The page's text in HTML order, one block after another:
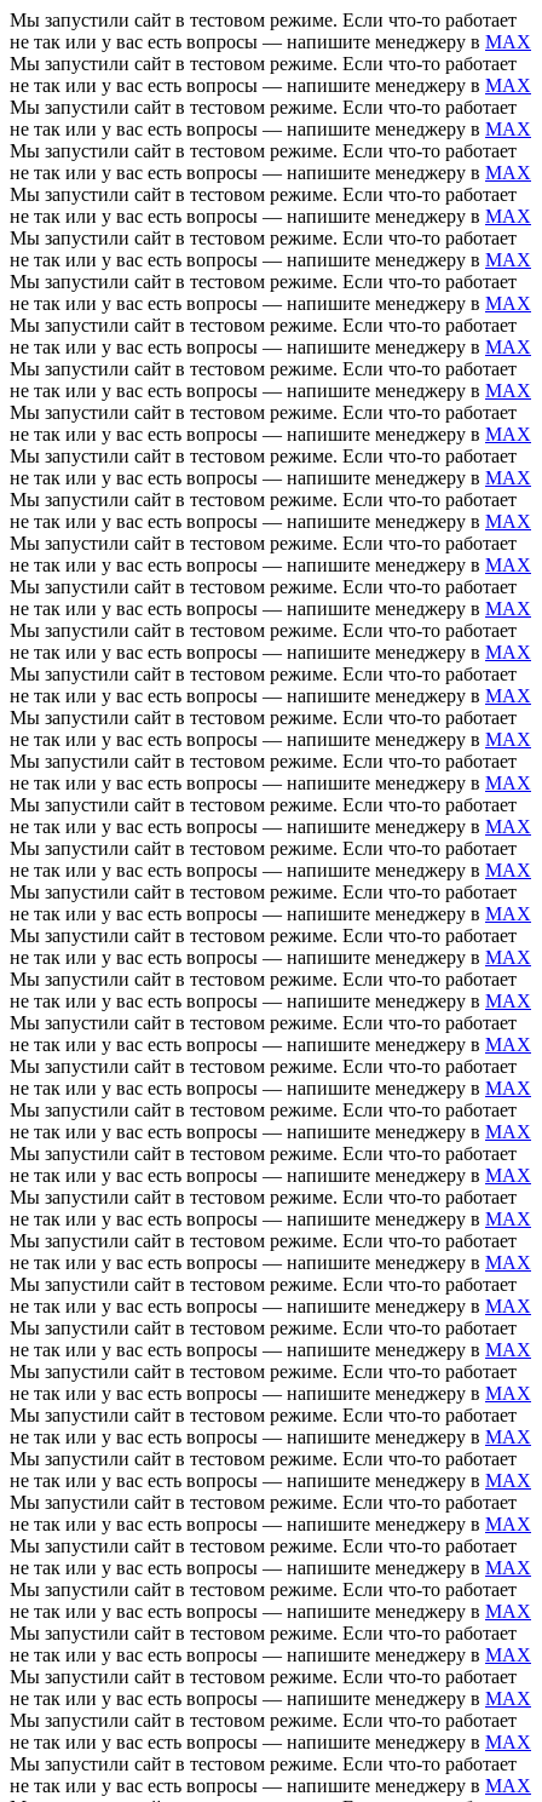
Мы запустили сайт в тестовом режиме. Если что-то работает
не так или у вас есть вопросы — напишите менеджеру в MAX
Мы запустили сайт в тестовом режиме. Если что-то работает
не так или у вас есть вопросы — напишите менеджеру в MAX
Мы запустили сайт в тестовом режиме. Если что-то работает
не так или у вас есть вопросы — напишите менеджеру в MAX
Мы запустили сайт в тестовом режиме. Если что-то работает
не так или у вас есть вопросы — напишите менеджеру в MAX
Мы запустили сайт в тестовом режиме. Если что-то работает
не так или у вас есть вопросы — напишите менеджеру в MAX
Мы запустили сайт в тестовом режиме. Если что-то работает
не так или у вас есть вопросы — напишите менеджеру в MAX
Мы запустили сайт в тестовом режиме. Если что-то работает
не так или у вас есть вопросы — напишите менеджеру в MAX
Мы запустили сайт в тестовом режиме. Если что-то работает
не так или у вас есть вопросы — напишите менеджеру в MAX
Мы запустили сайт в тестовом режиме. Если что-то работает
не так или у вас есть вопросы — напишите менеджеру в MAX
Мы запустили сайт в тестовом режиме. Если что-то работает
не так или у вас есть вопросы — напишите менеджеру в MAX
Мы запустили сайт в тестовом режиме. Если что-то работает
не так или у вас есть вопросы — напишите менеджеру в MAX
Мы запустили сайт в тестовом режиме. Если что-то работает
не так или у вас есть вопросы — напишите менеджеру в MAX
Мы запустили сайт в тестовом режиме. Если что-то работает
не так или у вас есть вопросы — напишите менеджеру в MAX
Мы запустили сайт в тестовом режиме. Если что-то работает
не так или у вас есть вопросы — напишите менеджеру в MAX
Мы запустили сайт в тестовом режиме. Если что-то работает
не так или у вас есть вопросы — напишите менеджеру в MAX
Мы запустили сайт в тестовом режиме. Если что-то работает
не так или у вас есть вопросы — напишите менеджеру в MAX
Мы запустили сайт в тестовом режиме. Если что-то работает
не так или у вас есть вопросы — напишите менеджеру в MAX
Мы запустили сайт в тестовом режиме. Если что-то работает
не так или у вас есть вопросы — напишите менеджеру в MAX
Мы запустили сайт в тестовом режиме. Если что-то работает
не так или у вас есть вопросы — напишите менеджеру в MAX
Мы запустили сайт в тестовом режиме. Если что-то работает
не так или у вас есть вопросы — напишите менеджеру в MAX
Мы запустили сайт в тестовом режиме. Если что-то работает
не так или у вас есть вопросы — напишите менеджеру в MAX
Мы запустили сайт в тестовом режиме. Если что-то работает
не так или у вас есть вопросы — напишите менеджеру в MAX
Мы запустили сайт в тестовом режиме. Если что-то работает
не так или у вас есть вопросы — напишите менеджеру в MAX
Мы запустили сайт в тестовом режиме. Если что-то работает
не так или у вас есть вопросы — напишите менеджеру в MAX
Мы запустили сайт в тестовом режиме. Если что-то работает
не так или у вас есть вопросы — напишите менеджеру в MAX
Мы запустили сайт в тестовом режиме. Если что-то работает
не так или у вас есть вопросы — напишите менеджеру в MAX
Мы запустили сайт в тестовом режиме. Если что-то работает
не так или у вас есть вопросы — напишите менеджеру в MAX
Мы запустили сайт в тестовом режиме. Если что-то работает
не так или у вас есть вопросы — напишите менеджеру в MAX
Мы запустили сайт в тестовом режиме. Если что-то работает
не так или у вас есть вопросы — напишите менеджеру в MAX
Мы запустили сайт в тестовом режиме. Если что-то работает
не так или у вас есть вопросы — напишите менеджеру в MAX
Мы запустили сайт в тестовом режиме. Если что-то работает
не так или у вас есть вопросы — напишите менеджеру в MAX
Мы запустили сайт в тестовом режиме. Если что-то работает
не так или у вас есть вопросы — напишите менеджеру в MAX
Мы запустили сайт в тестовом режиме. Если что-то работает
не так или у вас есть вопросы — напишите менеджеру в MAX
Мы запустили сайт в тестовом режиме. Если что-то работает
не так или у вас есть вопросы — напишите менеджеру в MAX
Мы запустили сайт в тестовом режиме. Если что-то работает
не так или у вас есть вопросы — напишите менеджеру в MAX
Мы запустили сайт в тестовом режиме. Если что-то работает
не так или у вас есть вопросы — напишите менеджеру в MAX
Мы запустили сайт в тестовом режиме. Если что-то работает
не так или у вас есть вопросы — напишите менеджеру в MAX
Мы запустили сайт в тестовом режиме. Если что-то работает
не так или у вас есть вопросы — напишите менеджеру в MAX
Мы запустили сайт в тестовом режиме. Если что-то работает
не так или у вас есть вопросы — напишите менеджеру в MAX
Мы запустили сайт в тестовом режиме. Если что-то работает
не так или у вас есть вопросы — напишите менеджеру в MAX
Мы запустили сайт в тестовом режиме. Если что-то работает
не так или у вас есть вопросы — напишите менеджеру в MAX